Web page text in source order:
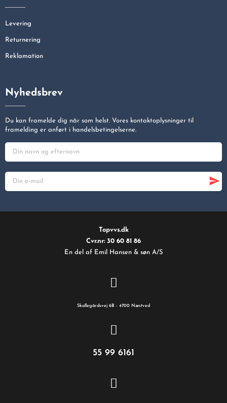
Levering
Returnering
Reklamation
Nyhedsbrev
Du kan framelde dig når som helst. Vores kontaktoplysninger til
framelding er anført i handelsbetingelserne.
Topvvs.dk
Cvr.nr: 30 60 81 86
En del af Emil Hansen & søn A/S
Skallegårdsvej 6B - 4700 Næstved
55 99 6161